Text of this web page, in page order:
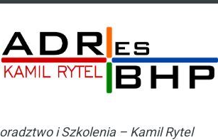
i Szkolenia – Kamil Rytel